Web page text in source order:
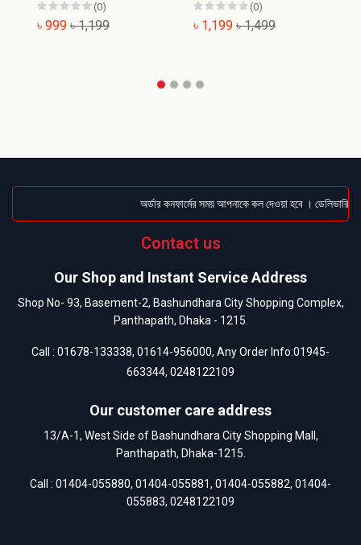
(0)
৳ 999 ৳ 1,199
(0)
৳ 1,199 ৳ 1,499
অর্ডার কনফার্মের সময় আপনাকে কল দেওয়া হবে । ডেলিভারি
Contact us
Our Shop and Instant Service Address
Shop No- 93, Basement-2, Bashundhara City Shopping Complex,
Panthapath, Dhaka - 1215.
Call : 01678-133338, 01614-956000, Any Order Info:01945-
663344, 0248122109
Our customer care address
13/A-1, West Side of Bashundhara City Shopping Mall,
Panthapath, Dhaka-1215.
Call : 01404-055880, 01404-055881, 01404-055882, 01404-
055883, 0248122109